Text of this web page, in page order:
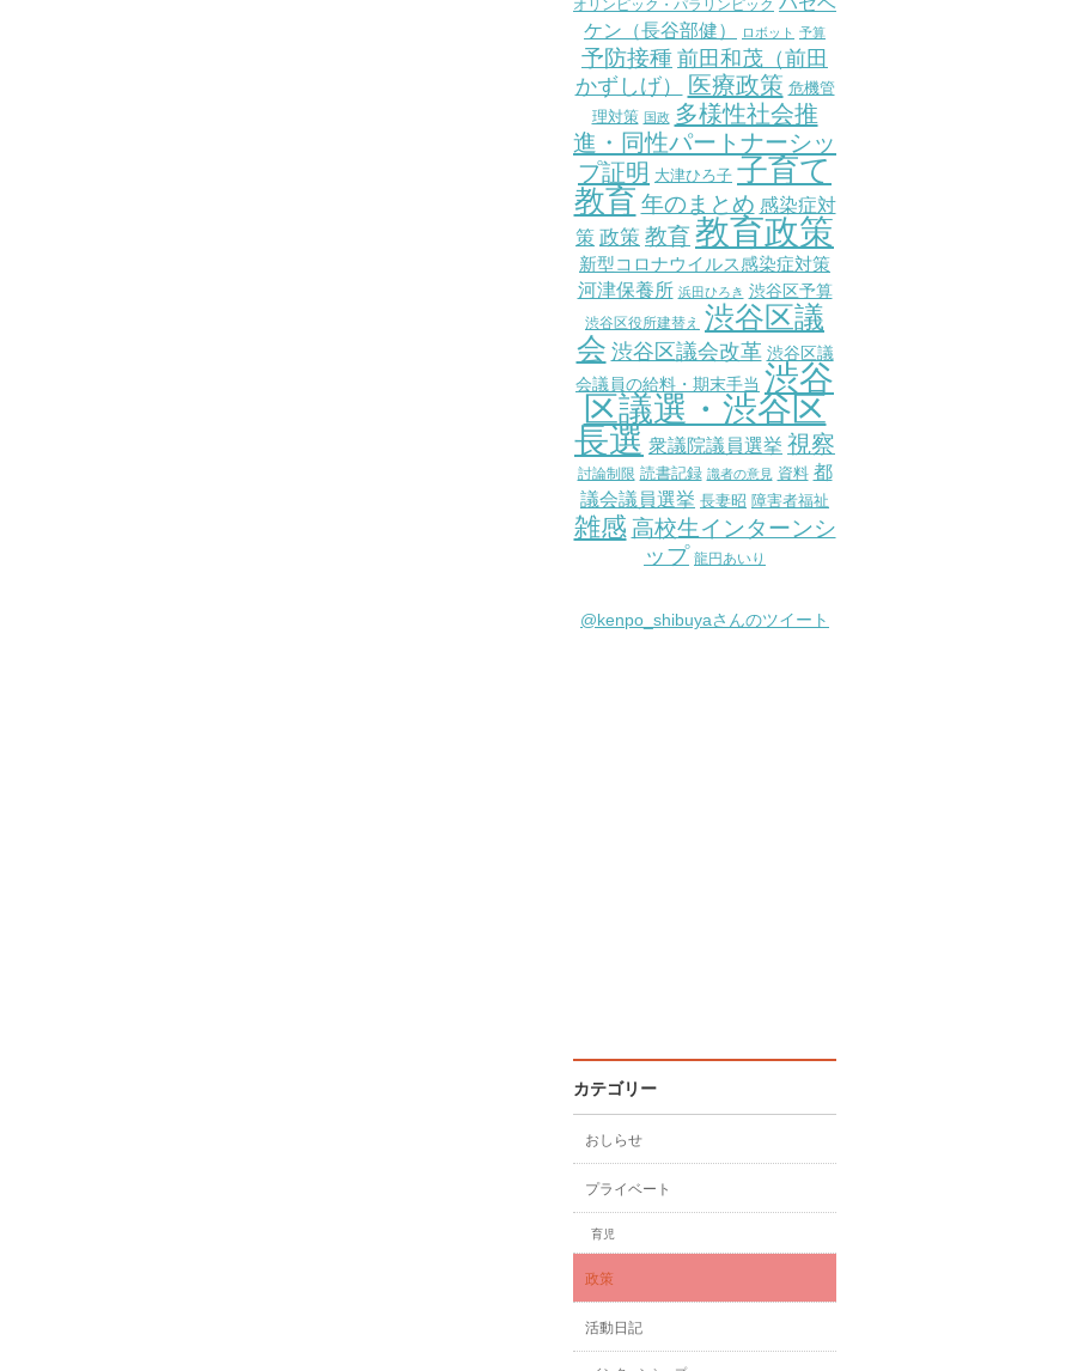
オリンピック・パラリンピック
ケン（長谷部健）
ロボット 予算
予防接種 前田和茂（前田
かずしげ）
医療政策 危機管
理対策 国政 多様性社会推
進・同性パートナーシッ
プ証明 大津ひろ子 子育て
教育 年のまとめ 感染症対
策 政策 教育教育政策
新型コロナウイルス感染症対策
河津保養所 浜田ひろき 渋谷区予算
渋谷区役所建替え 渋谷区議
会 渋谷区議会改革 渋谷区議
会議員の給料・期末手当 渋谷
区議選・渋谷区
長選 衆議院議員選挙 視察
討論制限 読書記録 識者の意見 資料 都
議会議員選挙 長妻昭 障害者福祉
雑感 高校生インターンシ
ップ 龍円あいり
@kenpo_shibuyaさんのツイート
カテゴリー
おしらせ
プライベート
育児
政策
活動日記